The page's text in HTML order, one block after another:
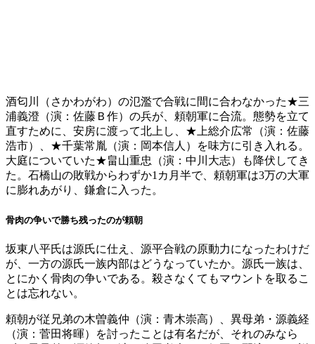
酒匂川（さかわがわ）の氾濫で合戦に間に合わなかった★三
浦義澄（演：佐藤Ｂ作）の兵が、頼朝軍に合流。態勢を立て
直すために、安房に渡って北上し、★上総介広常（演：佐藤
浩市）、★千葉常胤（演：岡本信人）を味方に引き入れる。
大庭についていた★畠山重忠（演：中川大志）も降伏してき
た。石橋山の敗戦からわずか1カ月半で、頼朝軍は3万の大軍
に膨れあがり、鎌倉に入った。
骨肉の争いで勝ち残ったのが頼朝
坂東八平氏は源氏に仕え、源平合戦の原動力になったわけだ
が、一方の源氏一族内部はどうなっていたか。源氏一族は、
とにかく骨肉の争いである。殺さなくてもマウントを取るこ
とは忘れない。
頼朝が従兄弟の木曽義仲（演：青木崇高）、異母弟・源義経
（演：菅田将暉）を討ったことは有名だが、それのみなら